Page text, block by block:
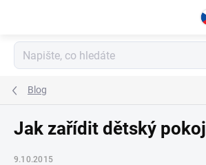
Blog
Jak zařídit dětský pokoj
9.10.2015